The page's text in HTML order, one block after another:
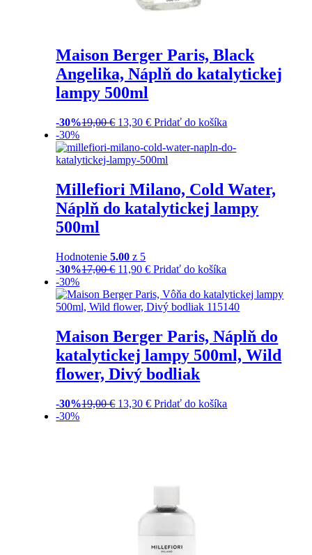
Maison Berger Paris, Black
Angelika, Náplň do katalytickej
lampy 500ml
-30%19,00€ 13,30€ Pridať do košíka
-30%
Millefiori Milano, Cold Water,
Náplň do katalytickej lampy
500ml
Hodnotenie5.00 z 5
-30%17,00€ 11,90€ Pridať do košíka
-30%
Maison Berger Paris, Náplň do
katalytickej lampy 500ml, Wild
flower, Divý bodliak
-30%19,00€ 13,30€ Pridať do košíka
-30%